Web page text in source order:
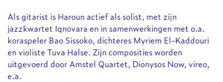
Als gitarist is Haroun actief als solist, met zijn
jazzkwartet Iqnovara en in samenwerkingen met o.a.
koraspeler Bao Sissoko, dichteres Myriem El-Kaddouri
en violiste Tuva Halse. Zijn composities worden
uitgevoerd door Amstel Quartet, Dionysos Now, vireo,
e.a.